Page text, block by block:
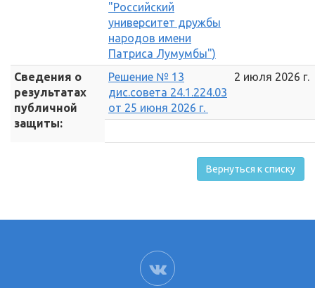
"Российский
университет дружбы
народов имени
Патриса Лумумбы")
Сведения о
результатах
публичной
защиты:
Решение № 13
дис.совета 24.1.224.03
от 25 июня 2026 г.
2 июля 2026 г.
Вернуться к списку
ВК